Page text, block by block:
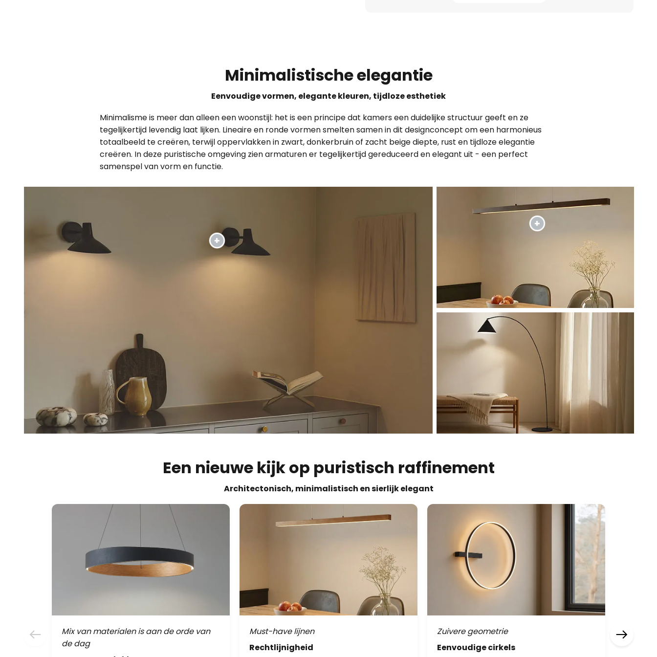
Minimalistische elegantie
Eenvoudige vormen, elegante kleuren, tijdloze esthetiek
Minimalisme is meer dan alleen een woonstijl: het is een principe dat kamers een duidelijke structuur geeft en ze
tegelijkertijd levendig laat lijken. Lineaire en ronde vormen smelten samen in dit designconcept om een harmonieus
totaalbeeld te creëren, terwijl oppervlakken in zwart, donkerbruin of zacht beige diepte, rust en tijdloze elegantie
creëren. In deze puristische omgeving zien armaturen er tegelijkertijd gereduceerd en elegant uit - een perfect
samenspel van vorm en functie.
Een nieuwe kijk op puristisch raffinement
Architectonisch, minimalistisch en sierlijk elegant
Mix van materialen is aan de orde van
de dag
Must-have lijnen
Rechtlijnigheid
Zuivere geometrie
Eenvoudige cirkels
Bruin &